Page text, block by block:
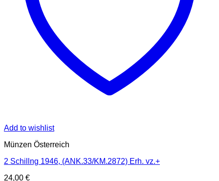
Add to wishlist
Münzen Österreich
2 Schillng 1946, (ANK.33/KM.2872) Erh. vz.+
24,00 €